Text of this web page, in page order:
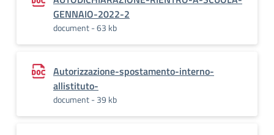
GENNAIO-2022-2
document - 63 kb
Autorizzazione-spostamento-interno-
allistituto-
document - 39 kb